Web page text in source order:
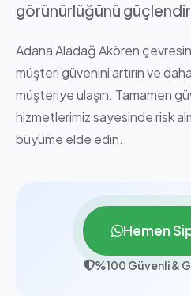
görünürlüğünü
Adana Aladağ Akören
müşteri güvenini artırın ve
müşteriye ulaşın. Tamamen
hizmetlerimiz sayesinde risk
büyüme elde edin.
Hemen
%100 Güvenli &